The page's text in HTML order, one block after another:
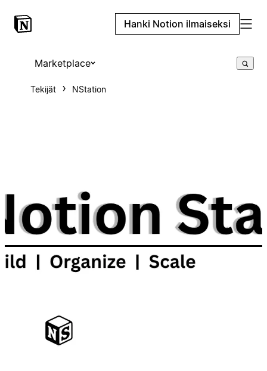
Hanki Notion ilmaiseksi
Marketplace
Tekijät NStation